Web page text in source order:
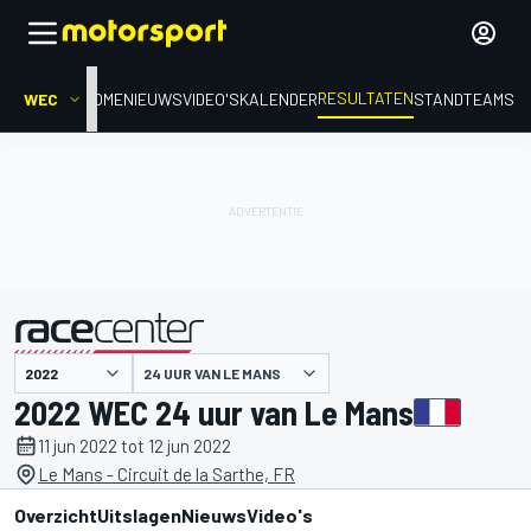
WEC HOMENIEUWSVIDEO'SKALENDERRESULTATENSTANDTEAMS
gepresenteerd door 24 UUR VAN LE MANS
2022 WEC 24 uur van Le Mans
11 jun 2022 tot 12 jun 2022
Le Mans - Circuit de la Sarthe, FR
OverzichtUitslagenNieuwsVideo's